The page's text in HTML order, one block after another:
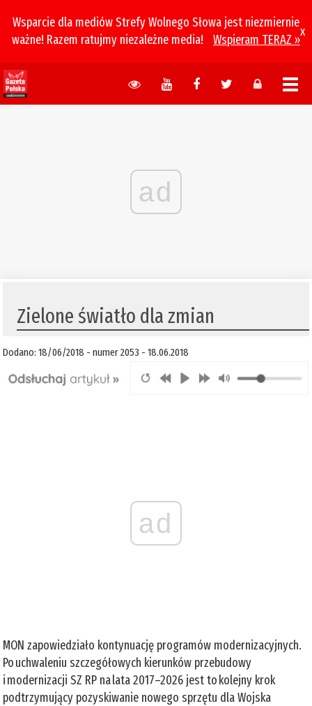
Wsparcie dla mediów Strefy Wolnego Słowa jest niezmiernie
ważne! Razem ratujmy niezależne media!
Wspieram TERAZ »
x
ad
Zielone światło dla zmian
Dodano: 18/06/2018 - numer 2053 - 18.06.2018
ad
MON zapowiedziało kontynuację programów modernizacyjnych.
Po uchwaleniu szczegółowych kierunków przebudowy
i modernizacji SZ RP na lata 2017–2026 jest to kolejny krok
podtrzymujący pozyskiwanie nowego sprzętu dla Wojska